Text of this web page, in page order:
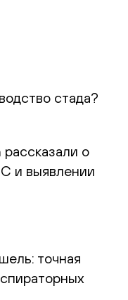
стада?
о
и выявлении
точная